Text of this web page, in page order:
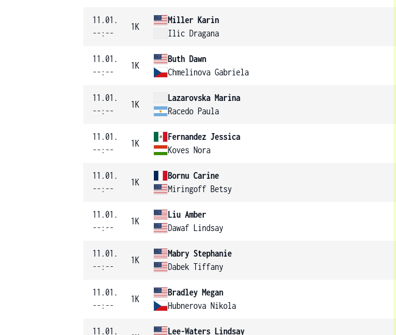
11.01.
--:--
1K
Miller Karin
Ilic Dragana
11.01.
--:--
1K
Buth Dawn
Chmelinova Gabriela
11.01.
--:--
1K
Lazarovska Marina
Racedo Paula
11.01.
--:--
1K
Fernandez Jessica
Koves Nora
11.01.
--:--
1K
Bornu Carine
Miringoff Betsy
11.01.
--:--
1K
Liu Amber
Dawaf Lindsay
11.01.
--:--
1K
Mabry Stephanie
Dabek Tiffany
11.01.
--:--
1K
Bradley Megan
Hubnerova Nikola
11.01. Lee-Waters Lindsay